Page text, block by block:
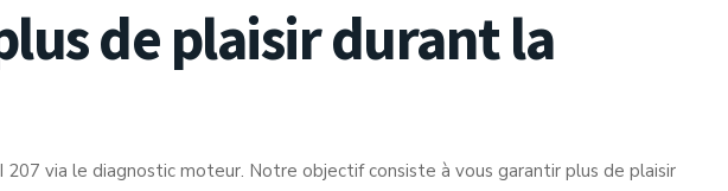
de plaisir durant la
via le diagnostic moteur. Notre objectif consiste à vous garantir plus de plaisir